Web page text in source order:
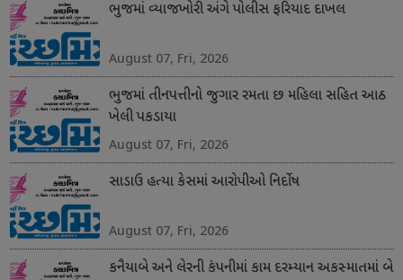
ભુજમાં વ્યાજખોરી અંગે પોલીસ ફરિયાદ દાખલ
August 07, Fri, 2026
ભુજમાં તીનપત્તીનો જુગાર રમતા છ મહિલા સહિત આઠ
ખેલી પકડાયા
August 07, Fri, 2026
સાડાઉ હત્યા કેસમાં આરોપીઓ નિર્દોષ
August 07, Fri, 2026
કનૈયાબે અને લેરની કંપનીમાં કામ દરમ્યાન અકસ્માતમાં બે